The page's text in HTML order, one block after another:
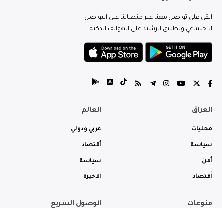
ابقى على تواصل معنا عبر منصاتنا على التواصل
الاجتماعي وتطبيق الرشيد على الهواتف الذكية.
العراق
محليات
سياسة
أمن
أقتصاد
العالم
عربي ودولي
أقتصاد
سياسة
الاخيرة
منوعات الوصول السريع